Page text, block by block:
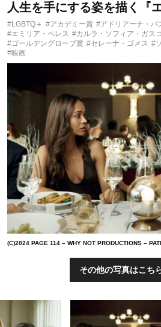
人生を手にする姿を描く『
#LGBTQ＋ #アカデミー賞 #アドリアーナ・パ
#エミリア・ペレス #カルラ・ソフィア・ガス
#ゴールデングローブ賞 #セレーナ・ゴメス #
#映画
(C)2024 PAGE 114 – WHY NOT PRODUCTIONS –
その他の写真はこち